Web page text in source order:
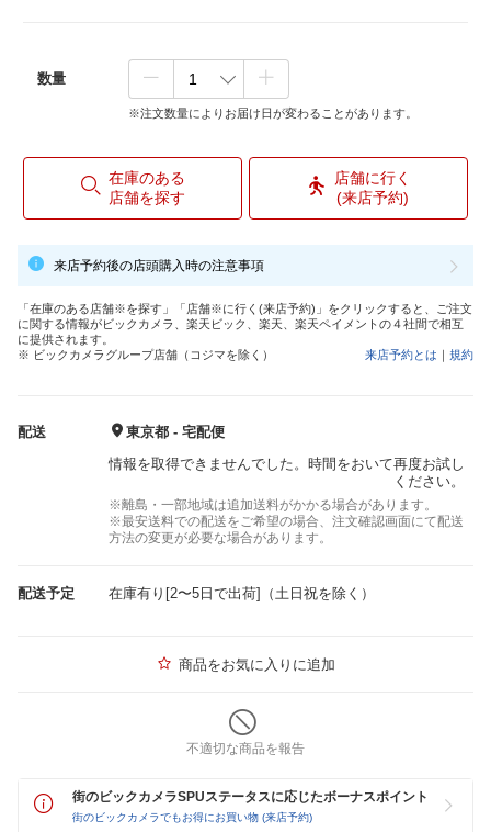
数量
※注文数量によりお届け日が変わることがあります。
在庫のある
店舗を探す
店舗に行く
(来店予約)
来店予約後の店頭購入時の注意事項
「在庫のある店舗※を探す」「店舗※に行く(来店予約)」をクリックすると、ご注文
に関する情報がビックカメラ、楽天ビック、楽天、楽天ペイメントの４社間で相互
に提供されます。
※ ビックカメラグループ店舗（コジマを除く）
来店予約とは ｜ 規約
配送
東京都 - 宅配便
情報を取得できませんでした。時間をおいて再度お試し
ください。
※離島・一部地域は追加送料がかかる場合があります。
※最安送料での配送をご希望の場合、注文確認画面にて配送
方法の変更が必要な場合があります。
配送予定 在庫有り[2〜5日で出荷]（土日祝を除く）
商品をお気に入りに追加
不適切な商品を報告
街のビックカメラSPUステータスに応じたボーナスポイント
街のビックカメラでもお得にお買い物 (来店予約)